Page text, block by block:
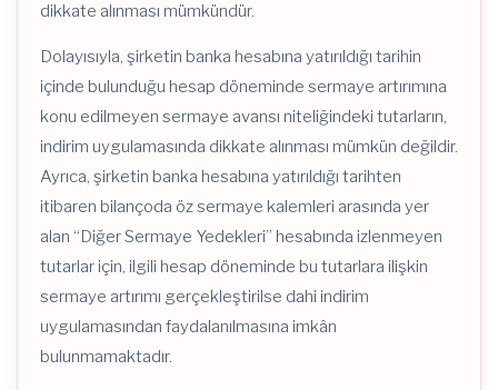
dikkate alınması mümkündür.
Dolayısıyla, şirketin banka hesabına yatırıldığı tarihin
içinde bulunduğu hesap döneminde sermaye artırımına
konu edilmeyen sermaye avansı niteliğindeki tutarların,
indirim uygulamasında dikkate alınması mümkün değildir.
Ayrıca, şirketin banka hesabına yatırıldığı tarihten
itibaren bilançoda öz sermaye kalemleri arasında yer
alan “Diğer Sermaye Yedekleri” hesabında izlenmeyen
tutarlar için, ilgili hesap döneminde bu tutarlara ilişkin
sermaye artırımı gerçekleştirilse dahi indirim
uygulamasından faydalanılmasına imkân
bulunmamaktadır.